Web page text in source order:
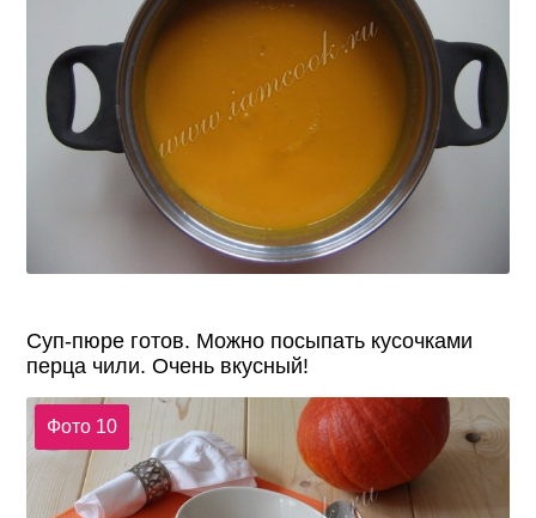
Суп-пюре готов. Можно посыпать кусочками
перца чили. Очень вкусный!
Фото 10